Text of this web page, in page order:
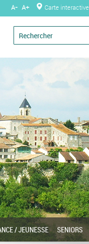
A- A+ Carte interactive
/ JEUNESSE SENIORS